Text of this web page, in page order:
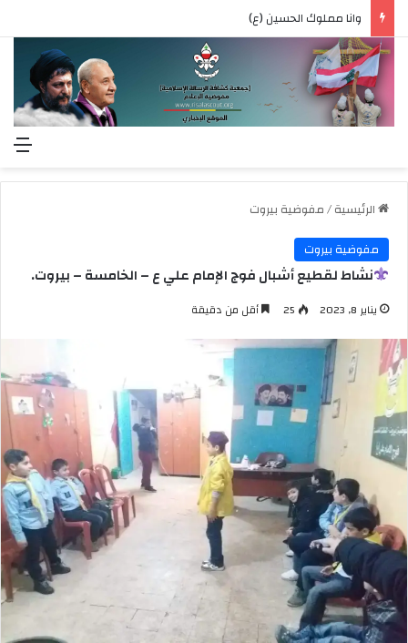
وانا مملوك الحسين (ع)
الرئيسية/مفوضية بيروت
مفوضية بيروت
نشاط لقطيع أشبال فوج الإمام علي ع – الخامسة – بيروت.
يناير 8, 2023 25 أقل من دقيقة